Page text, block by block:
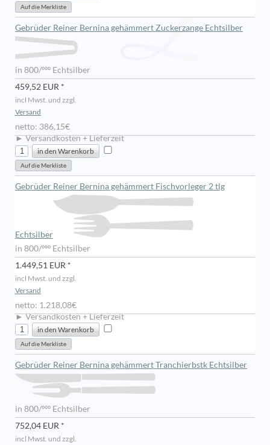
Gebrüder Reiner Bernina gehämmert Zuckerzange Echtsilber
in 800/ººº Echtsilber
459,52 EUR *
incl Mwst. und zzgl.
Versand
netto: 386,15€
► Versandkosten + Lieferzeit
Gebrüder Reiner Bernina gehämmert Fischvorleger 2 tlg
Echtsilber
in 800/ººº Echtsilber
1.449,51 EUR *
incl Mwst. und zzgl.
Versand
netto: 1.218,08€
► Versandkosten + Lieferzeit
Gebrüder Reiner Bernina gehämmert Tranchierbstk Echtsilber
in 800/ººº Echtsilber
752,04 EUR *
incl Mwst. und zzgl.